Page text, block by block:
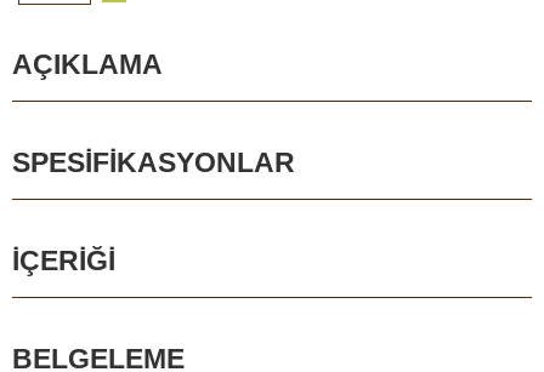
AÇIKLAMA
SPESIFIKASYONLAR
İÇERIĞI
BELGELEME